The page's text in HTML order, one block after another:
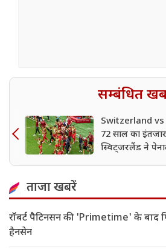
सम्बंधित
Switzerland
72 साल का
स्विट्जरलैंड ने
ताजा खबरें
रॉबर्ट पैटिनसन की 'Primetime' के बाद
हैनसेन